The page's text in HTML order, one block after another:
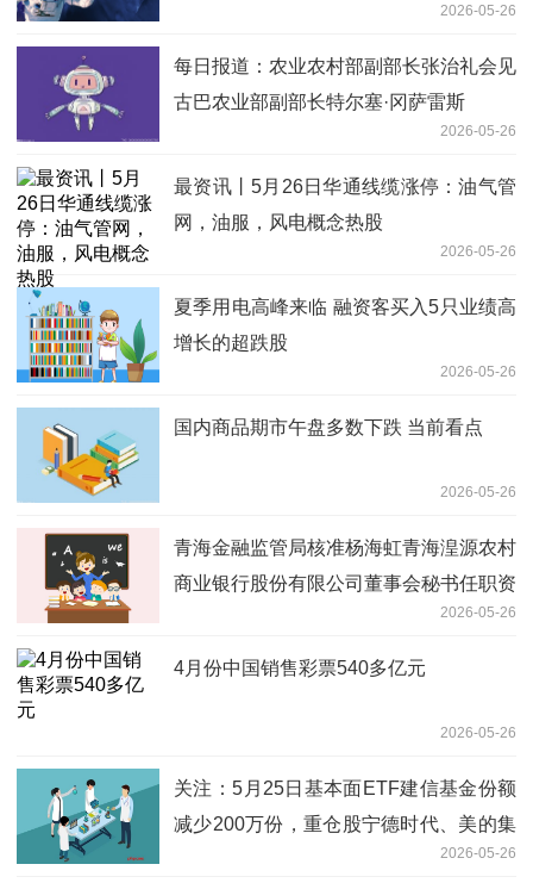
2026-05-26
每日报道：农业农村部副部长张治礼会见
古巴农业部副部长特尔塞·冈萨雷斯
2026-05-26
最资讯丨5月26日华通线缆涨停：油气管
网，油服，风电概念热股
2026-05-26
夏季用电高峰来临 融资客买入5只业绩高
增长的超跌股
2026-05-26
国内商品期市午盘多数下跌 当前看点
2026-05-26
青海金融监管局核准杨海虹青海湟源农村
商业银行股份有限公司董事会秘书任职资
2026-05-26
4月份中国销售彩票540多亿元
2026-05-26
关注：5月25日基本面ETF建信基金份额
减少200万份，重仓股宁德时代、美的集
2026-05-26